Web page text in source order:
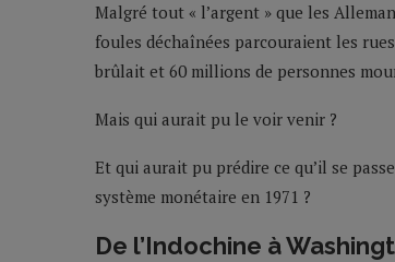
Malgré tout « l’argent » que les
foules déchaînées parcouraient les
brûlait et 60 millions de personnes
Mais qui aurait pu le voir venir ?
Et qui aurait pu prédire ce qu’il se
système monétaire en 1971 ?
De l’Indochine à